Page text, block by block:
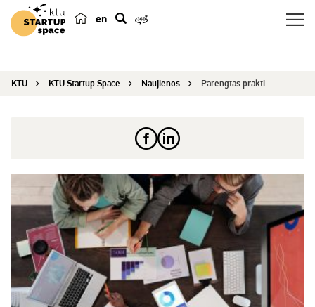
en
e
KTU KTU Startup Space Naujienos Parengtas praktinis vadovas, kaip akceleruoti ve...